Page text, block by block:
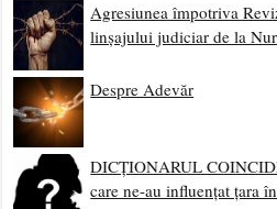
Agresiunea împotriva
linșajului judiciar de la
Despre Adevăr
DICȚIONARUL
care ne-au influențat țara